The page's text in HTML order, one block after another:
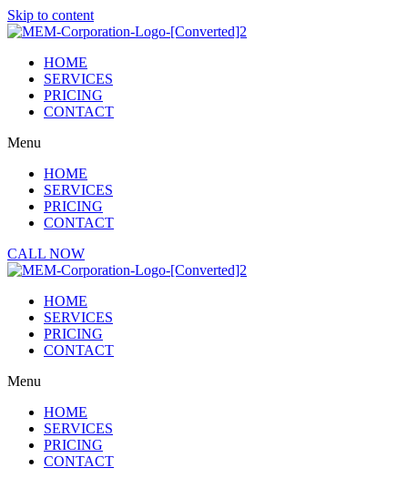
Skip to content
HOME
SERVICES
PRICING
CONTACT
Menu
HOME
SERVICES
PRICING
CONTACT
CALL NOW
HOME
SERVICES
PRICING
CONTACT
Menu
HOME
SERVICES
PRICING
CONTACT